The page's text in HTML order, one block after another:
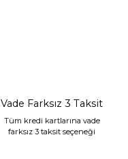
Vade Farksız 3 Taksit
Tüm kredi kartlarına vade
farksız 3 taksit seçeneği